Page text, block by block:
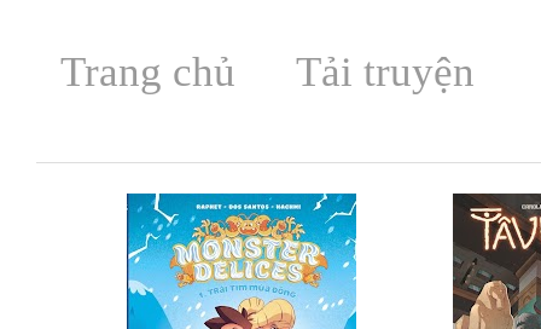
Trang chủ Tải truyện